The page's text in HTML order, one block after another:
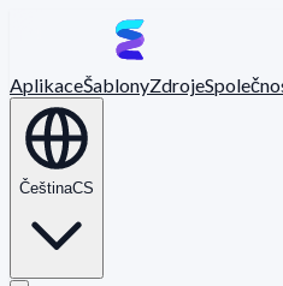
AplikaceŠablonyZdroje
ČeštinaCS